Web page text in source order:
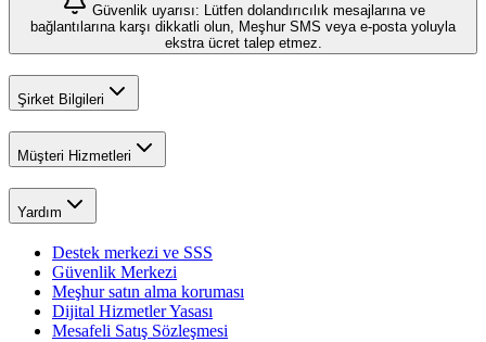
Güvenlik uyarısı: Lütfen dolandırıcılık mesajlarına ve
bağlantılarına karşı dikkatli olun, Meşhur SMS veya e-posta yoluyla
ekstra ücret talep etmez.
Şirket Bilgileri
Müşteri Hizmetleri
Yardım
Destek merkezi ve SSS
Güvenlik Merkezi
Meşhur satın alma koruması
Dijital Hizmetler Yasası
Mesafeli Satış Sözleşmesi